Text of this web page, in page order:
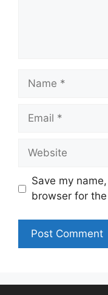
Name
Email
Website
Save my
browser for